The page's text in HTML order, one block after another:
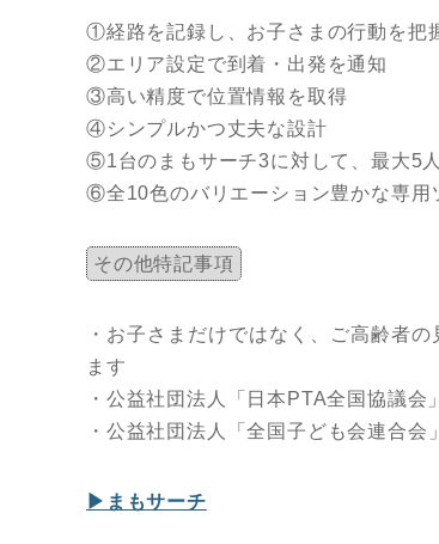
①経路を記録し、お子さまの行動を把
②エリア設定で到着・出発を通知
③高い精度で位置情報を取得
④シンプルかつ丈夫な設計
⑤1台のまもサーチ3に対して、最大5
⑥全10色のバリエーション豊かな専用
その他特記事項
・お子さまだけではなく、ご高齢者
ます
・公益社団法人「日本PTA全国協議会
・公益社団法人「全国子ども会連合会
▶まもサーチ